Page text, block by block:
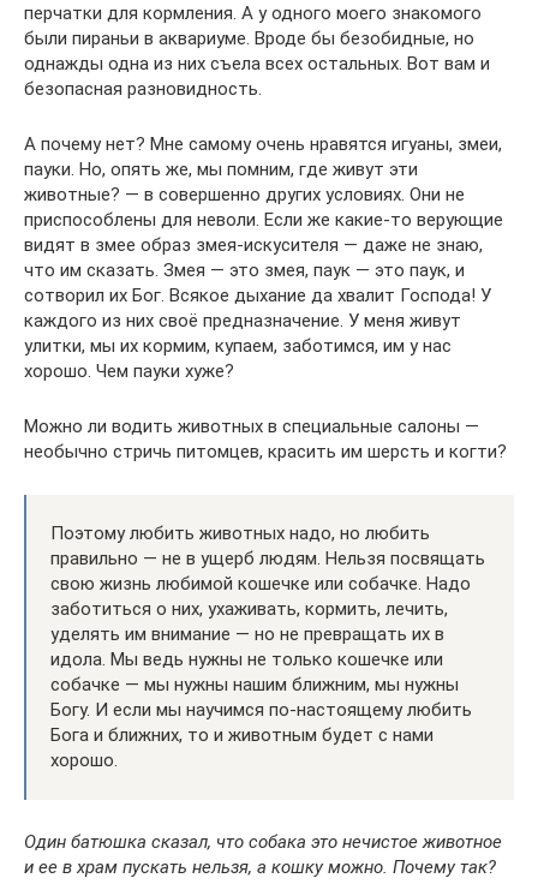
перчатки для кормления. А у одного моего знакомого
были пираньи в аквариуме. Вроде бы безобидные, но
однажды одна из них съела всех остальных. Вот вам и
безопасная разновидность.
А почему нет? Мне самому очень нравятся игуаны, змеи,
пауки. Но, опять же, мы помним, где живут эти
животные? — в совершенно других условиях. Они не
приспособлены для неволи. Если же какие-то верующие
видят в змее образ змея-искусителя — даже не знаю,
что им сказать. Змея — это змея, паук — это паук, и
сотворил их Бог. Всякое дыхание да хвалит Господа! У
каждого из них своё предназначение. У меня живут
улитки, мы их кормим, купаем, заботимся, им у нас
хорошо. Чем пауки хуже?
Можно ли водить животных в специальные салоны —
необычно стричь питомцев, красить им шерсть и когти?
Поэтому любить животных надо, но любить
правильно — не в ущерб людям. Нельзя посвящать
свою жизнь любимой кошечке или собачке. Надо
заботиться о них, ухаживать, кормить, лечить,
уделять им внимание — но не превращать их в
идола. Мы ведь нужны не только кошечке или
собачке — мы нужны нашим ближним, мы нужны
Богу. И если мы научимся по-настоящему любить
Бога и ближних, то и животным будет с нами
хорошо.
Один батюшка сказал, что собака это нечистое животное
и ее в храм пускать нельзя, а кошку можно. Почему так?